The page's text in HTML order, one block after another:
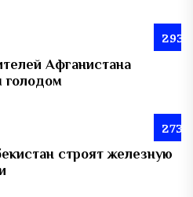
293
Афганистана
голодом
273
строят железную